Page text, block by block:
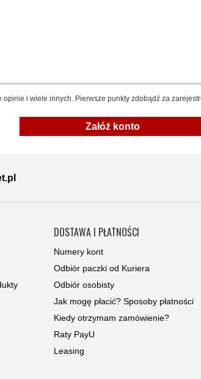
i wiele innych. Pierwsze punkty zdobądź za
Załóż konto
DOSTAWA I PŁATNOŚCI
Numery kont
Odbiór paczki od Kuriera
Odbiór osobisty
Jak mogę płacić? Sposoby płatności
Kiedy otrzymam zamówienie?
Raty PayU
Leasing